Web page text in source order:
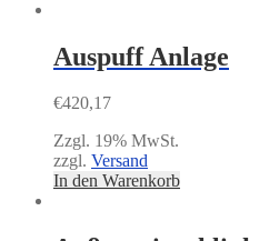
Auspuff Anlage
€420,17
Zzgl. 19% MwSt.
zzgl. Versand
In den Warenkorb